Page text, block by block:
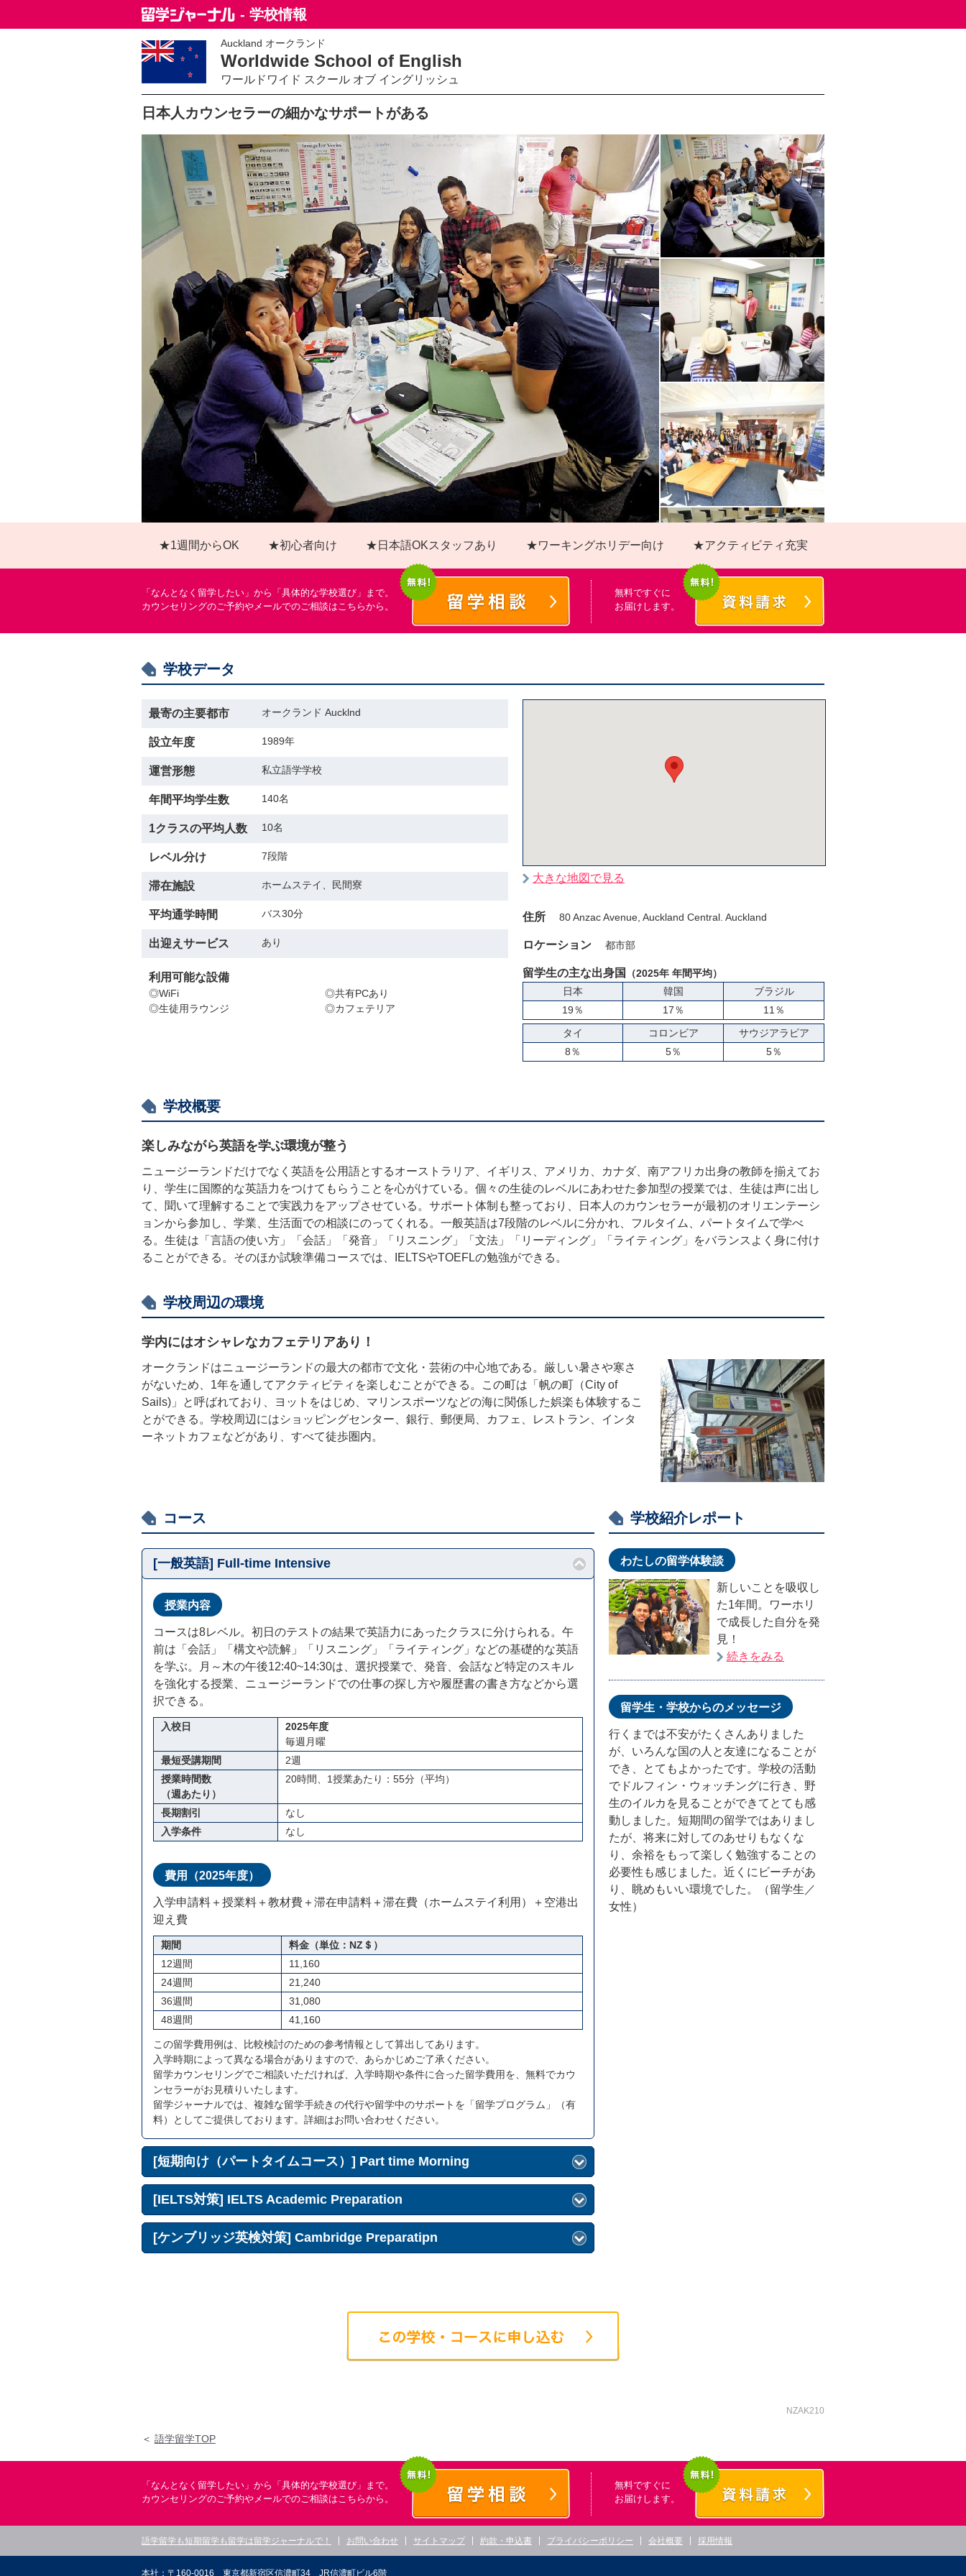
- 学校情報
Auckland オークランド
Worldwide School of English
ワールドワイド スクール オブ イングリッシュ
日本人カウンセラーの細かなサポートがある
★1週間からOK ★初心者向け ★日本語OKスタッフあり ★ワーキングホリデー向け ★アクティビティ充実
「なんとなく留学したい」から「具体的な学校選び」まで。
カウンセリングのご予約やメールでのご相談はこちらから。
無料ですぐに
お届けします。
学校データ
最寄の主要都市 オークランド Aucklnd
設立年度 1989年
運営形態 私立語学学校
年間平均学生数 140名
1クラスの平均人数 10名
レベル分け 7段階
滞在施設 ホームステイ、民間寮
平均通学時間 バス30分
出迎えサービス あり
利用可能な設備
◎WiFi
◎共有PCあり
◎生徒用ラウンジ
◎カフェテリア
大きな地図で見る
住所 80 Anzac Avenue, Auckland Central. Auckland
ロケーション 都市部
留学生の主な出身国
（2025年 年間平均）
日本
韓国
ブラジル
19％
17％
11％
タイ
コロンビア
サウジアラビア
8％
5％ 5％
学校概要
楽しみながら英語を学ぶ環境が整う
ニュージーランドだけでなく英語を公用語とするオーストラリア、イギリス、アメリカ、カナダ、南アフリカ出身の教師を揃えてお
り、学生に国際的な英語力をつけてもらうことを心がけている。個々の生徒のレベルにあわせた参加型の授業では、生徒は声に出し
て、聞いて理解することで実践力をアップさせている。サポート体制も整っており、日本人のカウンセラーが最初のオリエンテーシ
ョンから参加し、学業、生活面での相談にのってくれる。一般英語は7段階のレベルに分かれ、フルタイム、パートタイムで学べ
る。生徒は「言語の使い方」「会話」「発音」「リスニング」「文法」「リーディング」「ライティング」をバランスよく身に付け
ることができる。そのほか試験準備コースでは、IELTSやTOEFLの勉強ができる。
学校周辺の環境
学内にはオシャレなカフェテリアあり！
オークランドはニュージーランドの最大の都市で文化・芸術の中心地である。厳しい暑さや寒さ
がないため、1年を通してアクティビティを楽しむことができる。この町は「帆の町（City of
Sails)」と呼ばれており、ヨットをはじめ、マリンスポーツなどの海に関係した娯楽も体験するこ
とができる。学校周辺にはショッピングセンター、銀行、郵便局、カフェ、レストラン、インタ
ーネットカフェなどがあり、すべて徒歩圏内。
コース
[一般英語] Full-time Intensive
授業内容
コースは8レベル。初日のテストの結果で英語力にあったクラスに分けられる。午
前は「会話」「構文や読解」「リスニング」「ライティング」などの基礎的な英語
を学ぶ。月～木の午後12:40~14:30は、選択授業で、発音、会話など特定のスキル
を強化する授業、ニュージーランドでの仕事の探し方や履歴書の書き方などから選
択できる。
入校日
2025年度
毎週月曜
最短受講期間
2週
授業時間数
（週あたり）
20時間、1授業あたり：55分（平均）
長期割引
なし
入学条件
なし
費用（2025年度）
入学申請料＋授業料＋教材費＋滞在申請料＋滞在費（ホームステイ利用）＋空港出
迎え費
期間
料金（単位：NZ＄）
12週間
11,160
24週間
21,240
36週間
31,080
48週間
41,160
この留学費用例は、比較検討のための参考情報として算出してあります。
入学時期によって異なる場合がありますので、あらかじめご了承ください。
留学カウンセリングでご相談いただければ、入学時期や条件に合った留学費用を、無料でカウ
ンセラーがお見積りいたします。
留学ジャーナルでは、複雑な留学手続きの代行や留学中のサポートを「留学プログラム」（有
料）としてご提供しております。詳細はお問い合わせください。
[短期向け（パートタイムコース）] Part time Morning
[IELTS対策] IELTS Academic Preparation
[ケンブリッジ英検対策] Cambridge Preparatipn
学校紹介レポート
わたしの留学体験談
新しいことを吸収し
た1年間。ワーホリ
で成長した自分を発
見！
続きをみる
留学生・学校からのメッセージ
行くまでは不安がたくさんありました
が、いろんな国の人と友達になることが
でき、とてもよかったです。学校の活動
でドルフィン・ウォッチングに行き、野
生のイルカを見ることができてとても感
動しました。短期間の留学ではありまし
たが、将来に対してのあせりもなくな
り、余裕をもって楽しく勉強することの
必要性も感じました。近くにビーチがあ
り、眺めもいい環境でした。（留学生／
女性）
NZAK210
＜ 語学留学TOP
「なんとなく留学したい」から「具体的な学校選び」まで。
カウンセリングのご予約やメールでのご相談はこちらから。
無料ですぐに
お届けします。
語学留学も短期留学も留学は留学ジャーナルで！ お問い合わせ サイトマップ 約款・申込書 プライバシーポリシー 会社概要 採用情報
本社：〒160-0016 東京都新宿区信濃町34 JR信濃町ビル6階